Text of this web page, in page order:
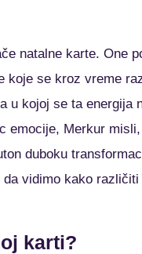
natalne karte. One
koje se kroz vreme
u kojoj se ta energija
emocije, Merkur
duboku
vidimo kako
karti?